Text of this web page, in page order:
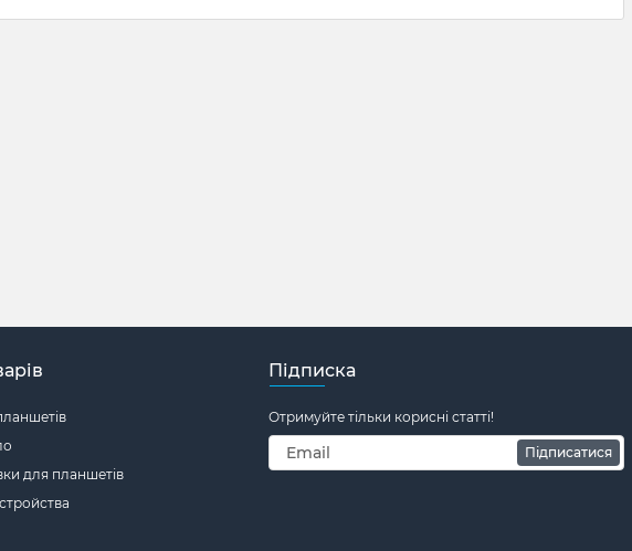
для планшетів
Підписка
Отримуйте тільки корисні статті!
Підписатися